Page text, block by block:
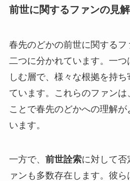
前世に関するファンの見解
春先のどかの前世に関するフ
二つに分かれています。一
しむ層で、様々な根拠を持
ています。これらのファン
ことで春先のどかへの理解
います。
一方で、 前世詮索に対して否
ァンも多数存在します。彼